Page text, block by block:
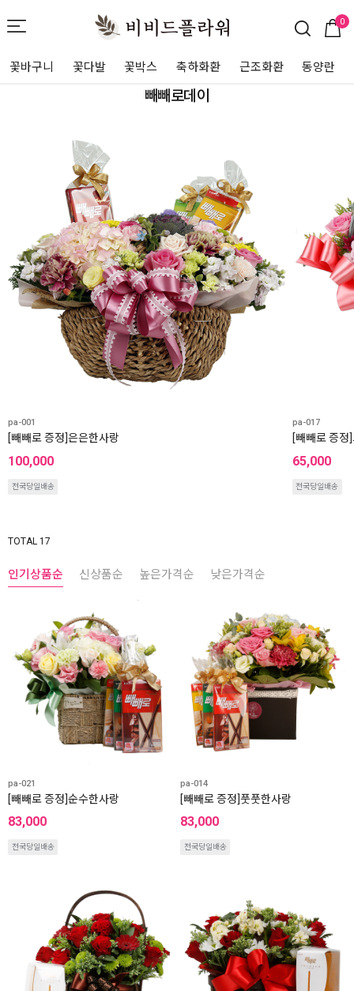
0
꽃바구니 꽃다발 꽃박스 축하화환 근조화환 동양란
빼빼로데이
pa-001
[빼빼로 증정]은은한사랑
100,000
전국당일배송
pa-017
[빼빼로 증정
65,000
전국당일배송
TOTAL 17
인기상품순 신상품순 높은가격순 낮은가격순
pa-021
[빼빼로 증정]순수한사랑
83,000
전국당일배송
pa-014
[빼빼로 증정]풋풋한사랑
83,000
전국당일배송